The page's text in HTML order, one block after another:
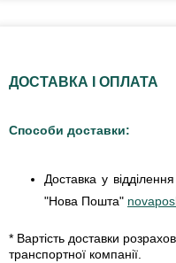
ДОСТАВКА І ОПЛАТА
Способи доставки:
Доставка у
"Нова Пошта"
* Вартість доставки
транспортної компанії.